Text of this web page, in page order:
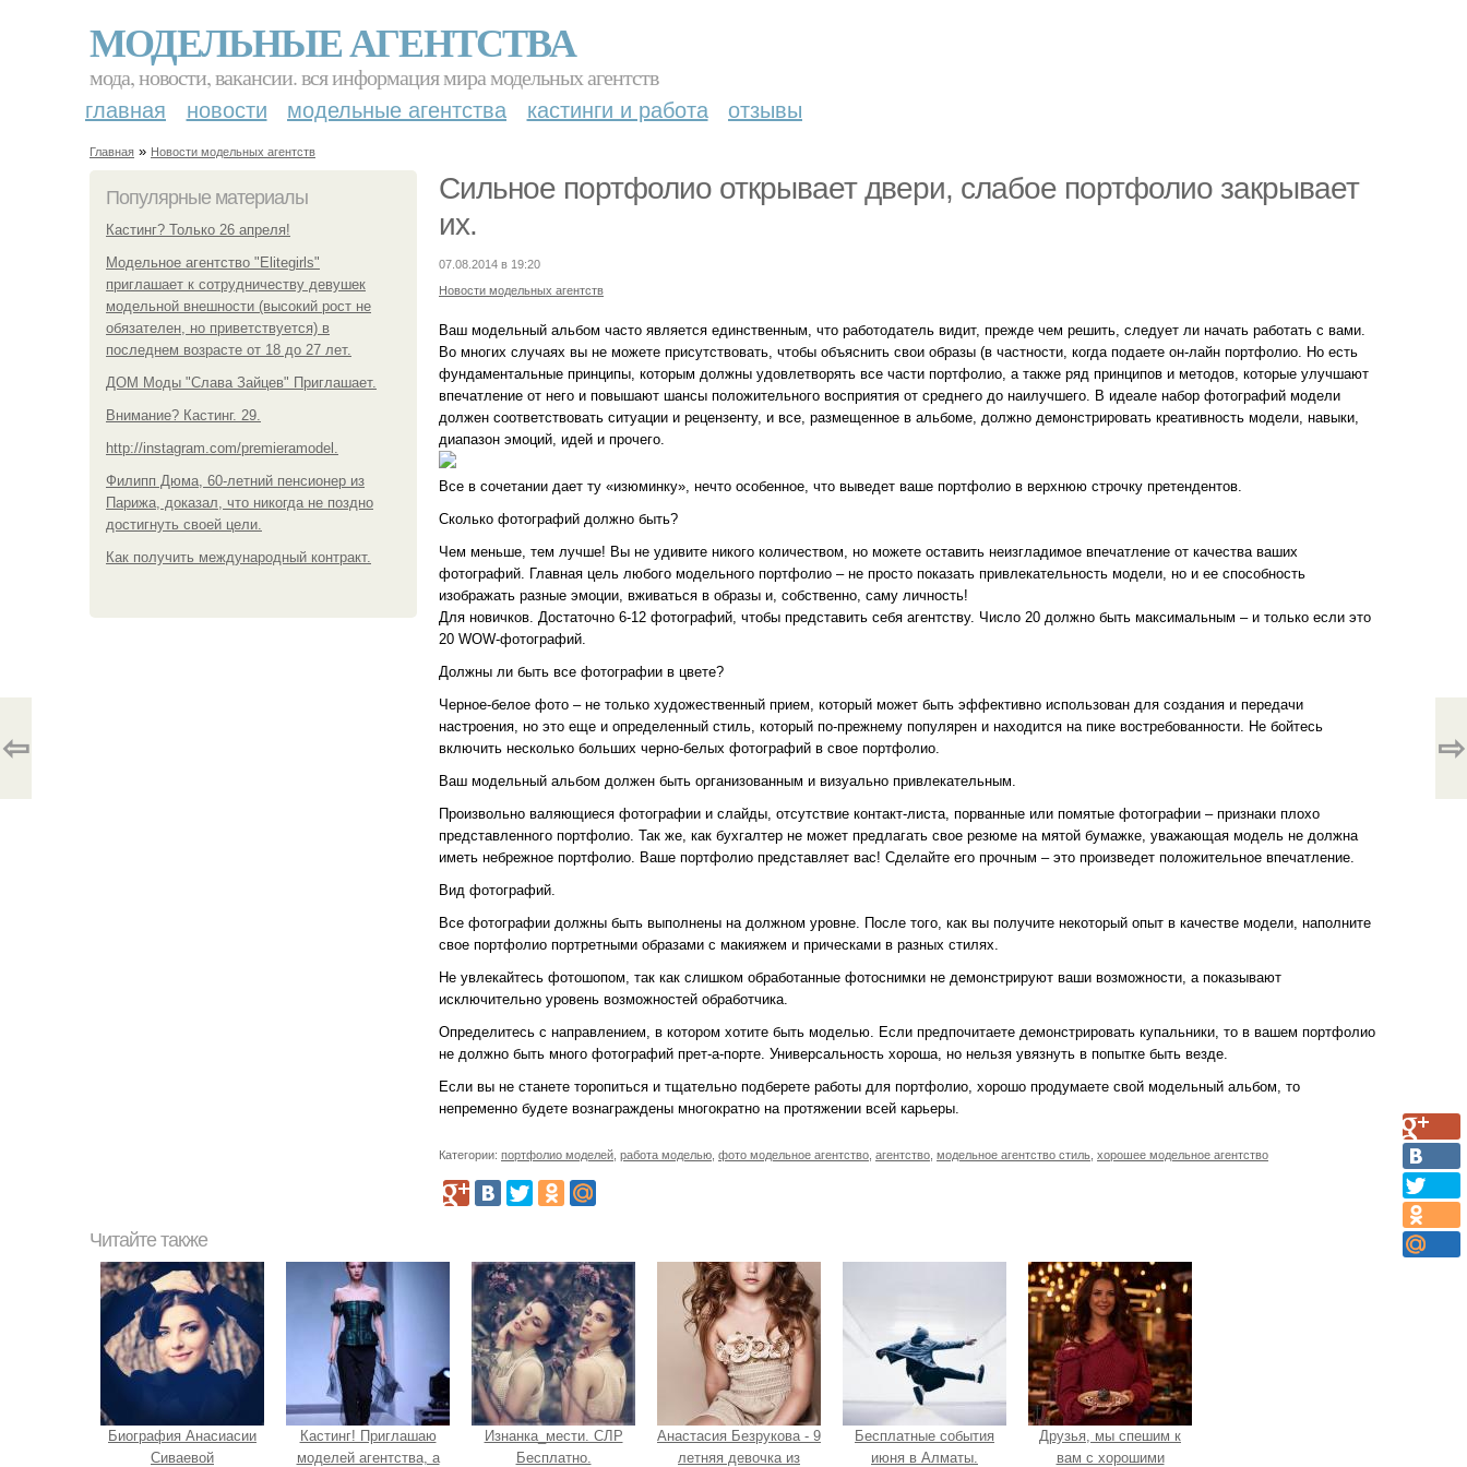
МОДЕЛЬНЫЕ АГЕНТСТВА
мода, новости, вакансии. вся информация мира модельных агентств
главная новости модельные агентства кастинги и работа отзывы
Главная » Новости модельных агентств
Популярные материалы
Кастинг? Только 26 апреля!
Модельное агентство "Elitegirls"
приглашает к сотрудничеству девушек
модельной внешности (высокий рост не
обязателен, но приветствуется) в
последнем возрасте от 18 до 27 лет.
ДОМ Моды "Слава Зайцев" Приглашает.
Внимание? Кастинг. 29.
http://instagram.com/premieramodel.
Филипп Дюма, 60-летний пенсионер из
Парижа, доказал, что никогда не поздно
достигнуть своей цели.
Как получить международный контракт.
Сильное портфолио открывает двери, слабое портфолио закрывает
их.
07.08.2014 в 19:20
Новости модельных агентств
Ваш модельный альбом часто является единственным, что работодатель видит, прежде чем решить, следует ли начать работать с вами.
Во многих случаях вы не можете присутствовать, чтобы объяснить свои образы (в частности, когда подаете он-лайн портфолио. Но есть
фундаментальные принципы, которым должны удовлетворять все части портфолио, а также ряд принципов и методов, которые улучшают
впечатление от него и повышают шансы положительного восприятия от среднего до наилучшего. В идеале набор фотографий модели
должен соответствовать ситуации и рецензенту, и все, размещенное в альбоме, должно демонстрировать креативность модели, навыки,
диапазон эмоций, идей и прочего.
Все в сочетании дает ту «изюминку», нечто особенное, что выведет ваше портфолио в верхнюю строчку претендентов.
Сколько фотографий должно быть?
Чем меньше, тем лучше! Вы не удивите никого количеством, но можете оставить неизгладимое впечатление от качества ваших
фотографий. Главная цель любого модельного портфолио – не просто показать привлекательность модели, но и ее способность
изображать разные эмоции, вживаться в образы и, собственно, саму личность!
Для новичков. Достаточно 6-12 фотографий, чтобы представить себя агентству. Число 20 должно быть максимальным – и только если это
20 WOW-фотографий.
Должны ли быть все фотографии в цвете?
Черное-белое фото – не только художественный прием, который может быть эффективно использован для создания и передачи
настроения, но это еще и определенный стиль, который по-прежнему популярен и находится на пике востребованности. Не бойтесь
включить несколько больших черно-белых фотографий в свое портфолио.
Ваш модельный альбом должен быть организованным и визуально привлекательным.
Произвольно валяющиеся фотографии и слайды, отсутствие контакт-листа, порванные или помятые фотографии – признаки плохо
представленного портфолио. Так же, как бухгалтер не может предлагать свое резюме на мятой бумажке, уважающая модель не должна
иметь небрежное портфолио. Ваше портфолио представляет вас! Сделайте его прочным – это произведет положительное впечатление.
Вид фотографий.
Все фотографии должны быть выполнены на должном уровне. После того, как вы получите некоторый опыт в качестве модели, наполните
свое портфолио портретными образами с макияжем и прическами в разных стилях.
Не увлекайтесь фотошопом, так как слишком обработанные фотоснимки не демонстрируют ваши возможности, а показывают
исключительно уровень возможностей обработчика.
Определитесь с направлением, в котором хотите быть моделью. Если предпочитаете демонстрировать купальники, то в вашем портфолио
не должно быть много фотографий прет-а-порте. Универсальность хороша, но нельзя увязнуть в попытке быть везде.
Если вы не станете торопиться и тщательно подберете работы для портфолио, хорошо продумаете свой модельный альбом, то
непременно будете вознаграждены многократно на протяжении всей карьеры.
Категории: портфолио моделей работа моделью фото модельное агентство агентство модельное агентство стиль хорошее модельное агентство
⇦ ⇨
Читайте также
Биография Анасиасии
Сиваевой
Кастинг! Приглашаю
моделей агентства, а
Изнанка_мести. СЛР
Бесплатно.
Анастасия Безрукова - 9
летняя девочка из
Бесплатные события
июня в Алматы.
Друзья, мы спешим к
вам с хорошими